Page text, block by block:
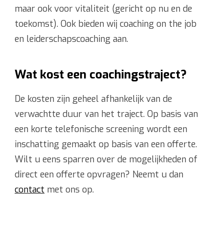
maar ook voor vitaliteit (gericht op nu en de
toekomst). Ook bieden wij coaching on the job
en leiderschapscoaching aan.
Wat kost een coachingstraject?
De kosten zijn geheel afhankelijk van de
verwachtte duur van het traject. Op basis van
een korte telefonische screening wordt een
inschatting gemaakt op basis van een offerte.
Wilt u eens sparren over de mogelijkheden of
direct een offerte opvragen? Neemt u dan
contact met ons op.